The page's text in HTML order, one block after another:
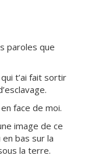
paroles que
t’ai fait sortir
face de moi.
image de ce
bas sur la
la terre.